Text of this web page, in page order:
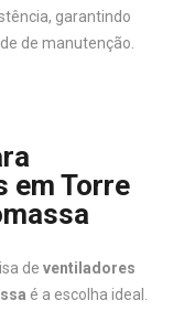
garantindo
de manutenção.
em Torre
de ventiladores
é a escolha ideal.